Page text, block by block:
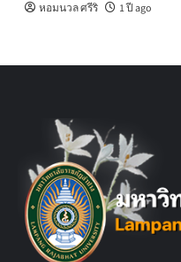
หอมนวล ศรีริ 1 ปี ago